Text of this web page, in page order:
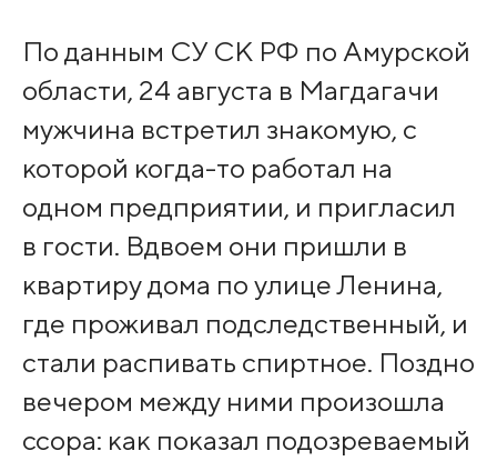
По данным СУ СК РФ по Амурской
области, 24 августа в Магдагачи
мужчина встретил знакомую, с
которой когда-то работал на
одном предприятии, и пригласил
в гости. Вдвоем они пришли в
квартиру дома по улице Ленина,
где проживал подследственный, и
стали распивать спиртное. Поздно
вечером между ними произошла
ссора: как показал подозреваемый